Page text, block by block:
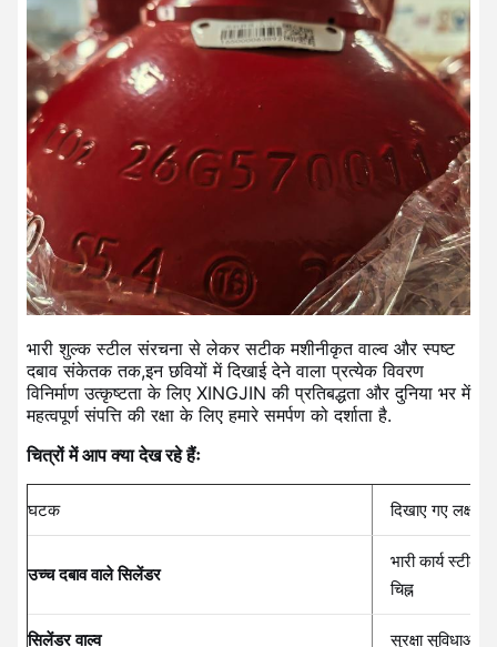
भारी शुल्क स्टील संरचना से लेकर सटीक मशीनीकृत वाल्व और स्पष्ट
दबाव संकेतक तक,इन छवियों में दिखाई देने वाला प्रत्येक विवरण
विनिर्माण उत्कृष्टता के लिए XINGJIN की प्रतिबद्धता और दुनिया भर में
महत्वपूर्ण संपत्ति की रक्षा के लिए हमारे समर्पण को दर्शाता है.
चित्रों में आप क्या देख रहे हैंः
घटक दिखाए गए लक्षण
उच्च दबाव वाले सिलेंडर
भारी कार्य स्टील
चिह्न
सिलेंडर वाल्व सुरक्षा सुविधाओं